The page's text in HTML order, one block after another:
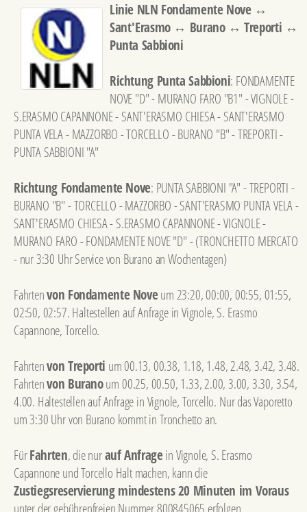
Linie NLN Fondamente Nove ↔
Sant'Erasmo ↔ Burano ↔ Treporti ↔
Punta Sabbioni
Richtung Punta Sabbioni: FONDAMENTE
NOVE "D" - MURANO FARO "B1" - VIGNOLE -
S.ERASMO CAPANNONE - SANT'ERASMO CHIESA - SANT'ERASMO
PUNTA VELA - MAZZORBO - TORCELLO - BURANO "B" - TREPORTI -
PUNTA SABBIONI "A"
Richtung Fondamente Nove: PUNTA SABBIONI "A" - TREPORTI -
BURANO "B" - TORCELLO - MAZZORBO - SANT'ERASMO PUNTA VELA -
SANT'ERASMO CHIESA - S.ERASMO CAPANNONE - VIGNOLE -
MURANO FARO - FONDAMENTE NOVE "D" - (TRONCHETTO MERCATO
- nur 3:30 Uhr Service von Burano an Wochentagen)
Fahrtenvon Fondamente Noveum 23:20, 00:00, 00:55, 01:55,
02:50, 02:57. Haltestellen auf Anfrage in Vignole, S. Erasmo
Capannone, Torcello.
Fahrtenvon Treporti um 00.13, 00.38, 1.18, 1.48, 2.48, 3.42, 3.48.
Fahrtenvon Buranoum 00.25, 00.50, 1.33, 2.00, 3.00, 3.30, 3.54,
4.00. Haltestellen auf Anfrage in Vignole, Torcello. Nur das Vaporetto
um 3:30 Uhr von Burano kommt in Tronchetto an.
FürFahrten, die nurauf Anfragein Vignole, S. Erasmo
Capannone und Torcello Halt machen, kann die
Zustiegsreservierung mindestens 20 Minuten im Voraus